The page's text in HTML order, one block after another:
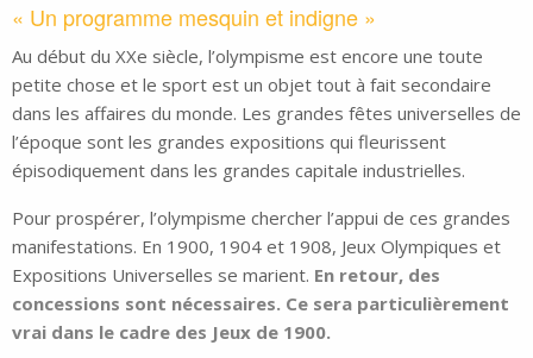
« Un programme mesquin et indigne »
Au début du XXe siècle, l’olympisme est encore une toute
petite chose et le sport est un objet tout à fait secondaire
dans les affaires du monde. Les grandes fêtes universelles de
l’époque sont les grandes expositions qui fleurissent
épisodiquement dans les grandes capitale industrielles.
Pour prospérer, l’olympisme chercher l’appui de ces grandes
manifestations. En 1900, 1904 et 1908, Jeux Olympiques et
Expositions Universelles se marient. En retour, des
concessions sont nécessaires. Ce sera particulièrement
vrai dans le cadre des Jeux de 1900.